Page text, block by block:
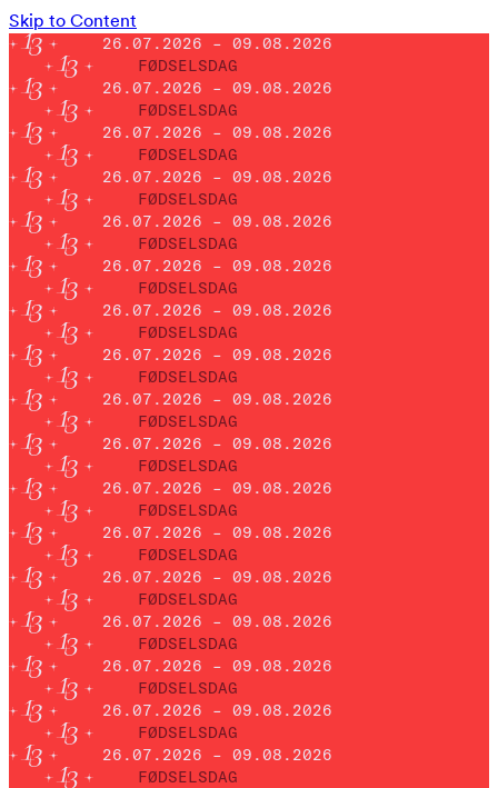
Skip to Content
26.07.2026 – 09.08.2026
FØDSELSDAG
26.07.2026 – 09.08.2026
FØDSELSDAG
26.07.2026 – 09.08.2026
FØDSELSDAG
26.07.2026 – 09.08.2026
FØDSELSDAG
26.07.2026 – 09.08.2026
FØDSELSDAG
26.07.2026 – 09.08.2026
FØDSELSDAG
26.07.2026 – 09.08.2026
FØDSELSDAG
26.07.2026 – 09.08.2026
FØDSELSDAG
26.07.2026 – 09.08.2026
FØDSELSDAG
26.07.2026 – 09.08.2026
FØDSELSDAG
26.07.2026 – 09.08.2026
FØDSELSDAG
26.07.2026 – 09.08.2026
FØDSELSDAG
26.07.2026 – 09.08.2026
FØDSELSDAG
26.07.2026 – 09.08.2026
FØDSELSDAG
26.07.2026 – 09.08.2026
FØDSELSDAG
26.07.2026 – 09.08.2026
FØDSELSDAG
26.07.2026 – 09.08.2026
FØDSELSDAG